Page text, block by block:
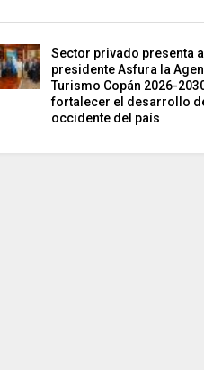
Sector privado presenta al
presidente Asfura la
Turismo Copán 2026-
fortalecer el desarrollo
occidente del país